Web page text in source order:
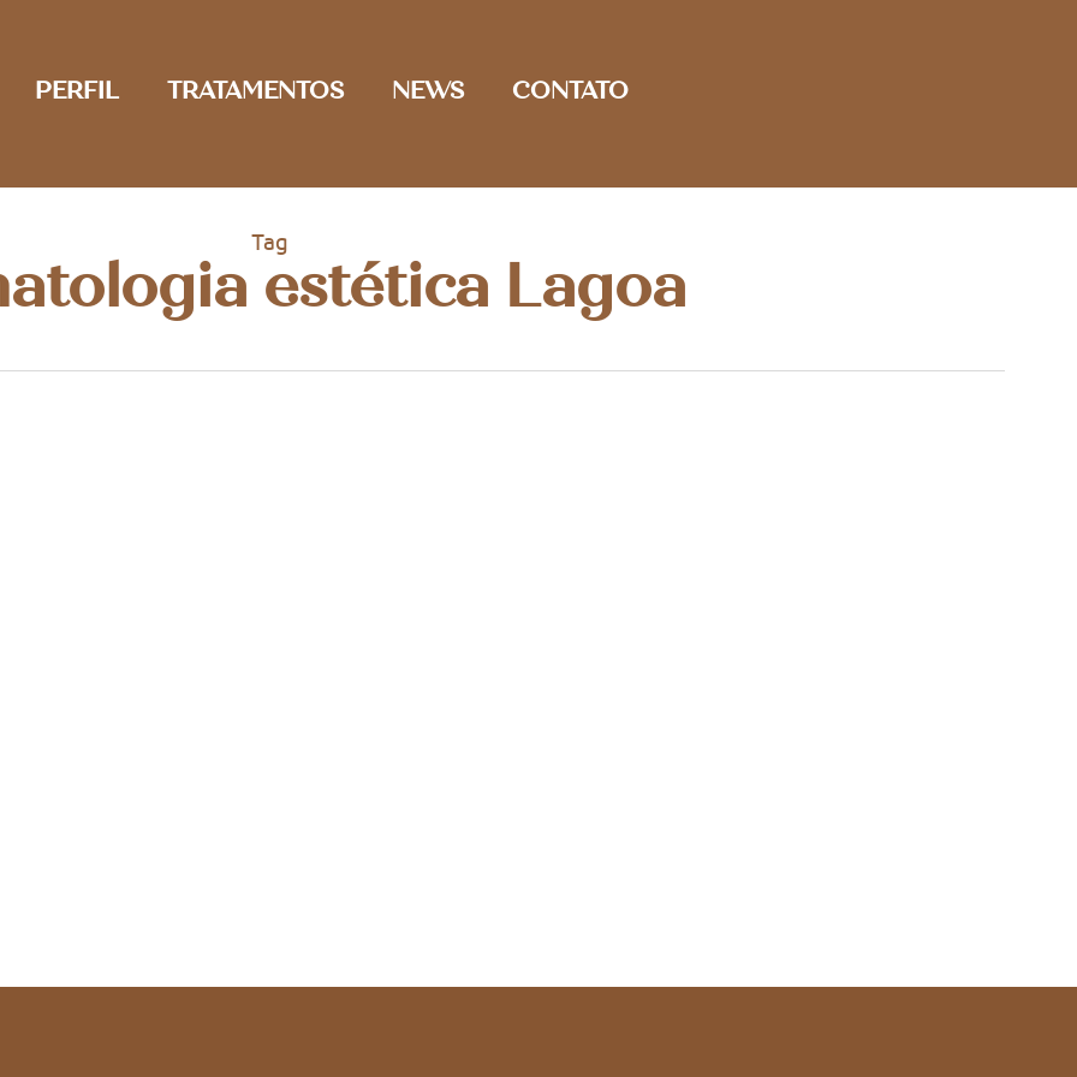
PERFIL TRATAMENTOS NEWS CONTATO
Tag
estética Lagoa